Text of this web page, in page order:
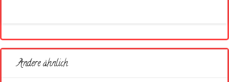
Andere ähnlich